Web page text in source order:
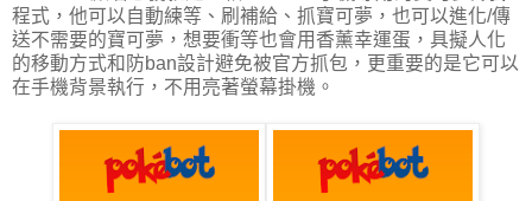
程式，他可以自動練等、刷補給、抓寶可夢，也可以進化/傳
送不需要的寶可夢，想要衝等也會用香薰幸運蛋，具擬人化
的移動方式和防ban設計避免被官方抓包，更重要的是它可以
在手機背景執行，不用亮著螢幕掛機。